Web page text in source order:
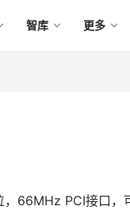
智库 更多
66MHz PCI接口，